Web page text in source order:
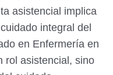
asistencial implica
integral del
en Enfermería en
rol asistencial, sino